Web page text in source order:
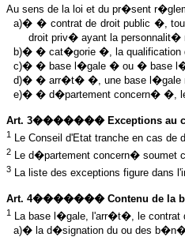
Au sens de la loi et du pr�sent
a)� � contrat de droit public �,
droit priv� ayant la personnalit�
b)� � cat�gorie �, la qualification
c)� � base l�gale � ou � base
d)� � arr�t� �, une base l�gale
e)� � d�partement concern� �, le
Art. 3������� Exceptions au
1 Le Conseil d'Etat tranche en cas de
2 Le d�partement concern� soumet
3 La liste des exceptions figure dans
Art. 4������� Contenu de la
1
La base l�gale, l'arr�t�, le contrat
a)� la d�signation du ou des